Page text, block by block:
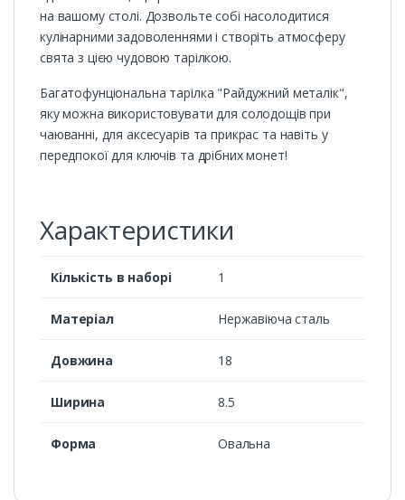
на вашому столі. Дозвольте собі насолодитися
кулінарними задоволеннями і створіть атмосферу
свята з цією чудовою тарілкою.
Багатофунціональна тарілка "Райдужний металік",
яку можна використовувати для солодощів при
чаюванні, для аксесуарів та прикрас та навіть у
передпокої для ключів та дрібних монет!
Характеристики
Кількість в наборі 1
Матеріал Нержавіюча сталь
Довжина 18
Ширина 8.5
Форма Овальна